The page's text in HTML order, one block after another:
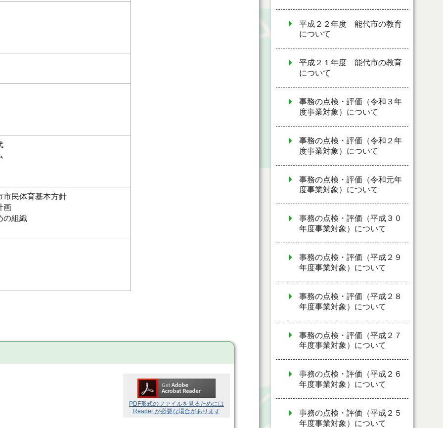
市民体育基本方針
画
の組織
PDF形式のファイルを見るためには
Reader が必要な場合があります
平成２２年度 能代市の教育
について
平成２１年度 能代市の教育
について
事務の点検・評価（令和３年
度事業対象）について
事務の点検・評価（令和２年
度事業対象）について
事務の点検・評価（令和元年
度事業対象）について
事務の点検・評価（平成３０
年度事業対象）について
事務の点検・評価（平成２９
年度事業対象）について
事務の点検・評価（平成２８
年度事業対象）について
事務の点検・評価（平成２７
年度事業対象）について
事務の点検・評価（平成２６
年度事業対象）について
事務の点検・評価（平成２５
年度事業対象）について